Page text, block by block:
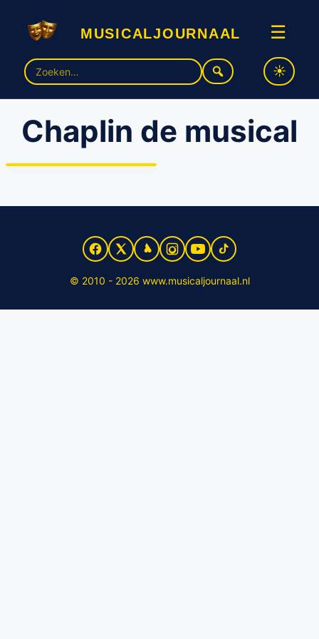
musicaljournaal ☰
Zoek
naar:
Chaplin de musical
‘Chaplin de musical’ naar
© 2010 - 2026 www.musicaljournaal.nl